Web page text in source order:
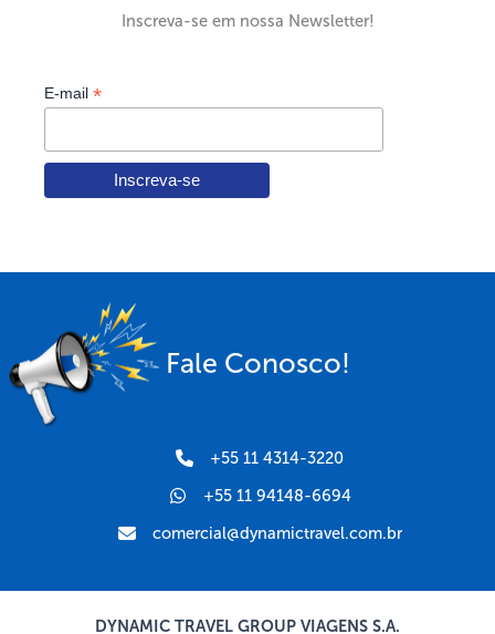
Inscreva-se em nossa Newsletter!
E-mail *
Fale Conosco!
+55 11 4314-3220
+55 11 94148-6694
comercial@dynamictravel.com.br
DYNAMIC TRAVEL GROUP VIAGENS S.A.